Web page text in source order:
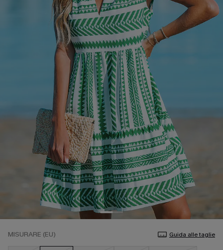
MISURARE (EU) Guida alle taglie